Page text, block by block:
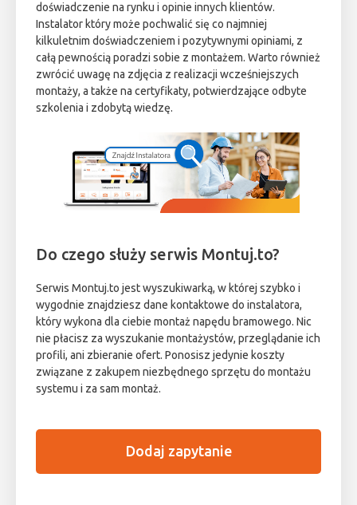
doświadczenie na rynku i opinie innych klientów.
Instalator który może pochwalić się co najmniej
kilkuletnim doświadczeniem i pozytywnymi opiniami, z
całą pewnością poradzi sobie z montażem. Warto również
zwrócić uwagę na zdjęcia z realizacji wcześniejszych
montaży, a także na certyfikaty, potwierdzające odbyte
szkolenia i zdobytą wiedzę.
Do czego służy serwis Montuj.to?
Serwis Montuj.to jest wyszukiwarką, w której szybko i
wygodnie znajdziesz dane kontaktowe do instalatora,
który wykona dla ciebie montaż napędu bramowego. Nic
nie płacisz za wyszukanie montażystów, przeglądanie ich
profili, ani zbieranie ofert. Ponosisz jedynie koszty
związane z zakupem niezbędnego sprzętu do montażu
systemu i za sam montaż.
Dodaj zapytanie